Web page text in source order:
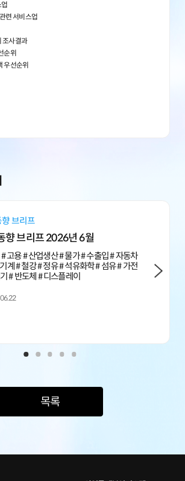
련 서비스업
조사결과
순위
우선순위
브리프
향 브리프 2026년 6월
# 산업생산 # 물가 # 수출입 # 자동차 # 조선 # 일반기계 # 철강
목록